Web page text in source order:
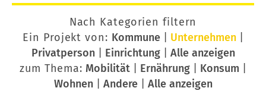
Nach Kategorien filtern
Ein Projekt von: Kommune| Unternehmen|
Privatperson| Einrichtung| Alle anzeigen
zum Thema: Mobilität Ernährung Konsum
Wohnen| Andere| Alle anzeigen